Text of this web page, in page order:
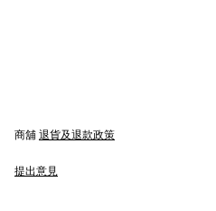
商舖 退貨及退款政策
提出意見